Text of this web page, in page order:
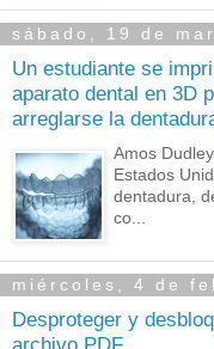
sábado, 19 de
Un estudiante se
aparato dental en 3D
arreglarse la
Amos
Estados
dentadura,
co...
miércoles, 4 de
Desproteger y